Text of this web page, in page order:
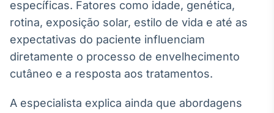
específicas. Fatores como idade, genética,
rotina, exposição solar, estilo de vida e até as
expectativas do paciente influenciam
diretamente o processo de envelhecimento
cutâneo e a resposta aos tratamentos.
A especialista explica ainda que abordagens